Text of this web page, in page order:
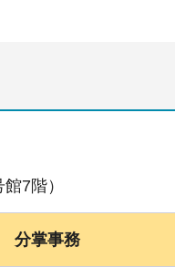
7階）
分掌事務